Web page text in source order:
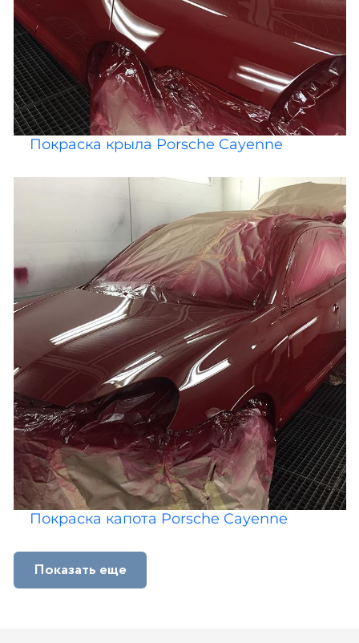
Покраска крыла Porsche Cayenne
Покраска капота Porsche Cayenne
Показать еще